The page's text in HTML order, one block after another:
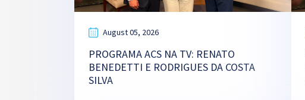
August 05, 2026
PROGRAMA ACS NA TV: RENATO
BENEDETTI E RODRIGUES DA COSTA
SILVA